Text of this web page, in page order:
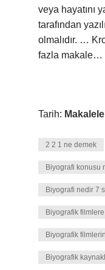
veya hayatını
tarafından
olmalıdır. …
fazla makale…
Tarih:
2 2 1 ne demek
Biyografi konusu
Biyografi nedir 7
Biyografik
Biyografik
Biyografik